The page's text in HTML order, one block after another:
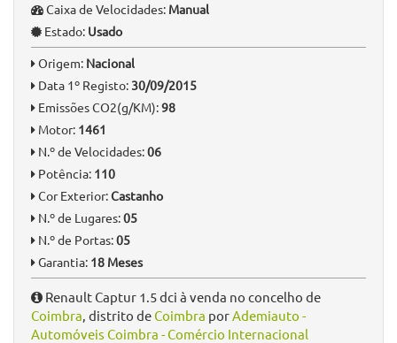
Caixa de Velocidades: Manual
Estado: Usado
Origem: Nacional
Data 1º Registo: 30/09/2015
Emissões CO2(g/KM):98
Motor: 1461
N.º de Velocidades:06
Potência: 110
Cor Exterior:Castanho
N.º de Lugares:05
N.º de Portas:05
Garantia: 18 Meses
Renault Captur 1.5 dci à venda no concelho de
Coimbra, distrito deCoimbra porAdemiauto -
Automóveis Coimbra - Comércio Internacional